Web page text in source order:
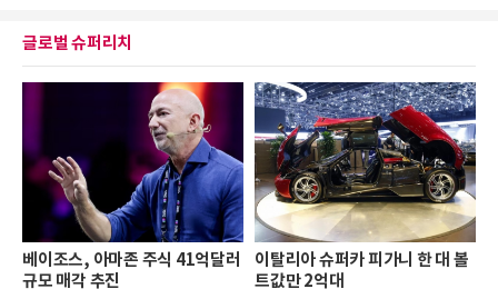
글로벌 슈퍼리치
베이조스, 아마존 주식 41억달러
규모 매각 추진
이탈리아 슈퍼카 피가니 한 대 볼
트값만 2억대